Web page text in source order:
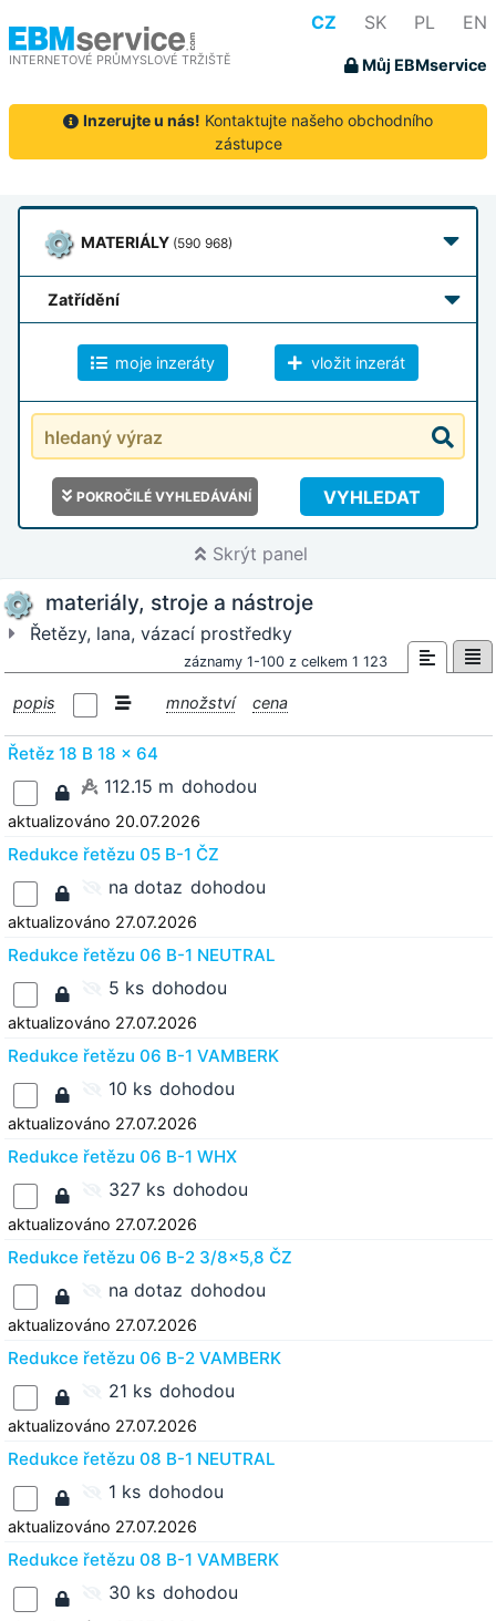
INTERNETOVÉ PRŮMYSLOVÉ TRŽIŠTĚ
CZ SK PL EN
Můj EBMservice
Inzerujte u nás! Kontaktujte našeho obchodního
zástupce
MATERIÁLY (590 968)
zatřídění
moje inzeráty vložit inzerát
POKROČILÉ VYHLEDÁVÁNÍ VYHLEDAT
Skrýt panel
materiály, stroje a nástroje
Řetězy, lana, vázací prostředky
záznamy 1-100 z celkem 1 123
popis množství cena
Řetěz 18 B 18 x 64
112.15 m dohodou
aktualizováno 20.07.2026
Redukce řetězu 05 B-1 ČZ
na dotaz dohodou
aktualizováno 27.07.2026
Redukce řetězu 06 B-1 NEUTRAL
5 ks dohodou
aktualizováno 27.07.2026
Redukce řetězu 06 B-1 VAMBERK
10 ks dohodou
aktualizováno 27.07.2026
Redukce řetězu 06 B-1 WHX
327 ks dohodou
aktualizováno 27.07.2026
Redukce řetězu 06 B-2 3/8x5,8 ČZ
na dotaz dohodou
aktualizováno 27.07.2026
Redukce řetězu 06 B-2 VAMBERK
21 ks dohodou
aktualizováno 27.07.2026
Redukce řetězu 08 B-1 NEUTRAL
1 ks dohodou
aktualizováno 27.07.2026
Redukce řetězu 08 B-1 VAMBERK
30 ks dohodou